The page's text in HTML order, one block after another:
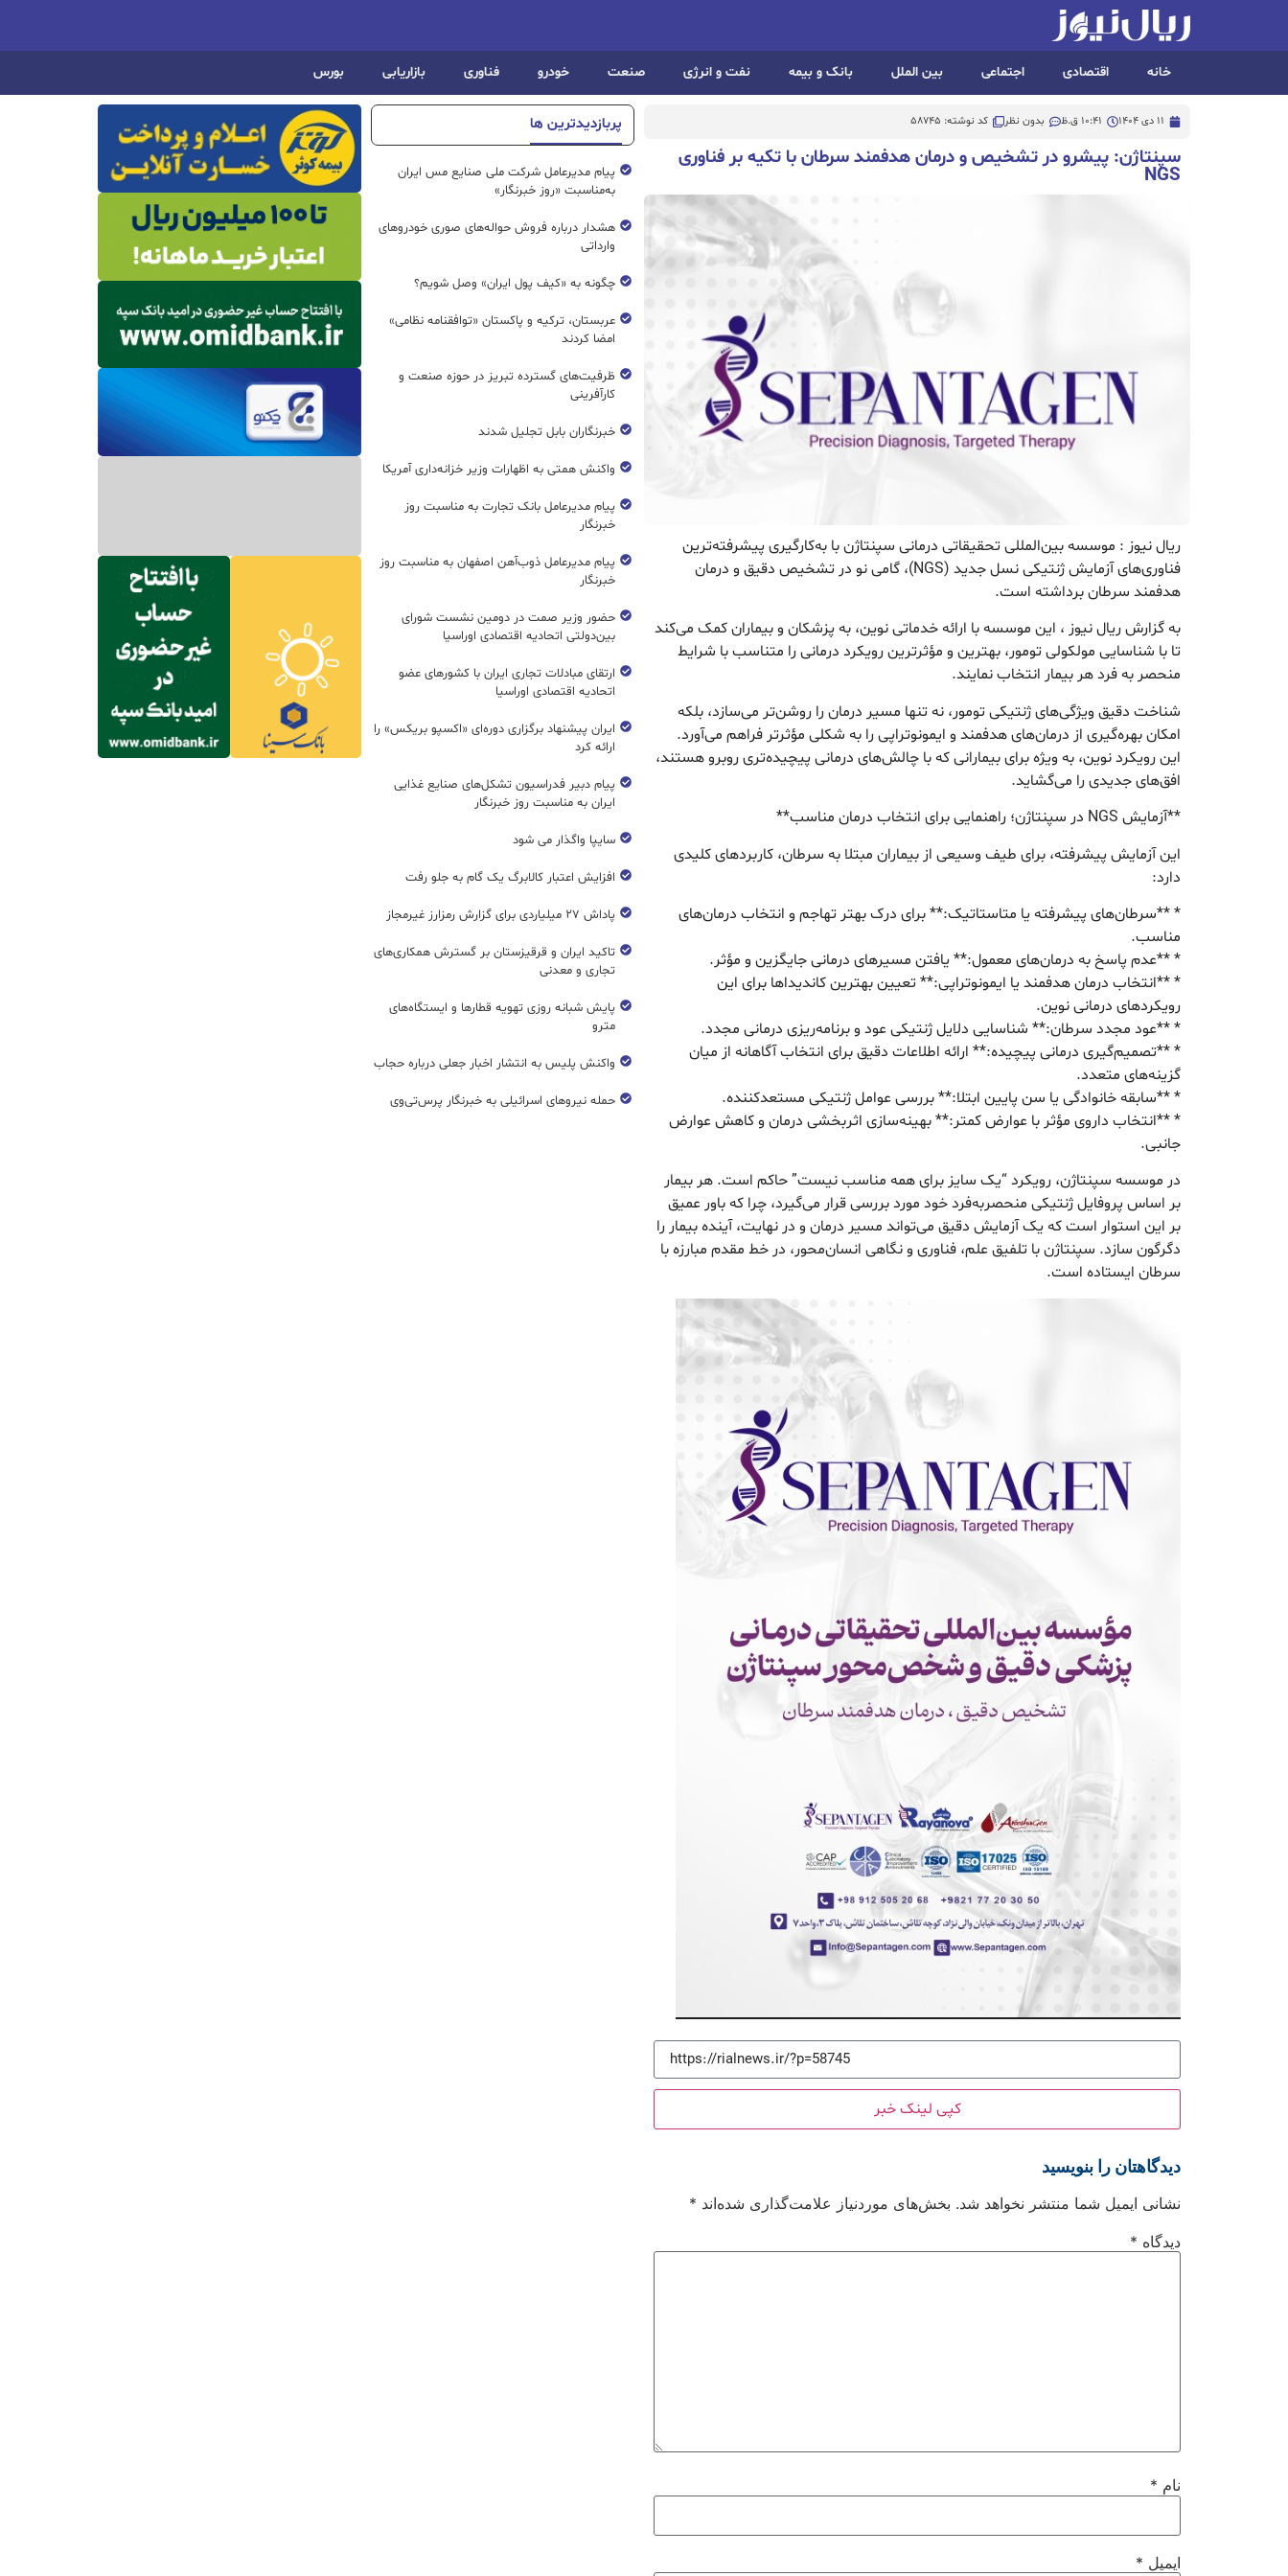
خانه اقتصادی اجتماعی بین الملل بانک و بیمه نفت و انرژی صنعت خودرو فناوری بازاریابی بورس
11 دی 1404 10:41 ق.ظ بدون نظر کد نوشته: 58745
سپنتاژن: پیشرو در تشخیص و درمان هدفمند سرطان با تکیه بر فناوری
NGS
ریال نیوز : موسسه بین‌المللی تحقیقاتی درمانی سپنتاژن با به‌کارگیری پیشرفته‌ترین
فناوری‌های آزمایش ژنتیکی نسل جدید (NGS)، گامی نو در تشخیص دقیق و درمان
هدفمند سرطان برداشته است.
به گزارش ریال نیوز ، این موسسه با ارائه خدماتی نوین، به پزشکان و بیماران کمک می‌کند
تا با شناسایی مولکولی تومور، بهترین و مؤثرترین رویکرد درمانی را متناسب با شرایط
منحصر به فرد هر بیمار انتخاب نمایند.
شناخت دقیق ویژگی‌های ژنتیکی تومور، نه تنها مسیر درمان را روشن‌تر می‌سازد، بلکه
امکان بهره‌گیری از درمان‌های هدفمند و ایمونوتراپی را به شکلی مؤثرتر فراهم می‌آورد.
این رویکرد نوین، به ویژه برای بیمارانی که با چالش‌های درمانی پیچیده‌تری روبرو هستند،
افق‌های جدیدی را می‌گشاید.
**آزمایش NGS در سپنتاژن؛ راهنمایی برای انتخاب درمان مناسب**
این آزمایش پیشرفته، برای طیف وسیعی از بیماران مبتلا به سرطان، کاربردهای کلیدی
دارد:
* **سرطان‌های پیشرفته یا متاستاتیک:** برای درک بهتر تهاجم و انتخاب درمان‌های
مناسب.
* **عدم پاسخ به درمان‌های معمول:** یافتن مسیرهای درمانی جایگزین و مؤثر.
* **انتخاب درمان هدفمند یا ایمونوتراپی:** تعیین بهترین کاندیداها برای این
رویکردهای درمانی نوین.
* **عود مجدد سرطان:** شناسایی دلایل ژنتیکی عود و برنامه‌ریزی درمانی مجدد.
* **تصمیم‌گیری درمانی پیچیده:** ارائه اطلاعات دقیق برای انتخاب آگاهانه از میان
گزینه‌های متعدد.
* **سابقه خانوادگی یا سن پایین ابتلا:** بررسی عوامل ژنتیکی مستعدکننده.
* **انتخاب داروی مؤثر با عوارض کمتر:** بهینه‌سازی اثربخشی درمان و کاهش عوارض
جانبی.
در موسسه سپنتاژن، رویکرد “یک سایز برای همه مناسب نیست” حاکم است. هر بیمار
بر اساس پروفایل ژنتیکی منحصربه‌فرد خود مورد بررسی قرار می‌گیرد، چرا که باور عمیق
بر این استوار است که یک آزمایش دقیق می‌تواند مسیر درمان و در نهایت، آینده بیمار را
دگرگون سازد. سپنتاژن با تلفیق علم، فناوری و نگاهی انسان‌محور، در خط مقدم مبارزه با
سرطان ایستاده است.
کپی لینک خبر
دیدگاهتان را بنویسید
نشانی ایمیل شما منتشر نخواهد شد. بخش‌های موردنیاز علامت‌گذاری شده‌اند *
دیدگاه *
نام *
ایمیل *
پربازدیدترین ها
پیام مدیرعامل شرکت ملی صنایع مس ایران
به‌مناسبت «روز خبرنگار»
هشدار درباره فروش حواله‌های صوری خودروهای
وارداتی
چگونه به «کیف پول ایران» وصل شویم؟
عربستان، ترکیه و پاکستان «توافقنامه نظامی»
امضا کردند
ظرفیت‌های گسترده‌ تبریز در حوزه صنعت و
کارآفرینی
خبرنگاران بابل تجلیل شدند
واکنش همتی به اظهارات وزیر خزانه‌داری آمریکا
پیام مدیرعامل بانک تجارت به مناسبت روز
خبرنگار
پیام مدیرعامل ذوب‌آهن اصفهان به مناسبت روز
خبرنگار
حضور وزیر صمت در دومین نشست شورای
بین‌دولتی اتحادیه اقتصادی اوراسیا
ارتقای مبادلات تجاری ایران با کشورهای عضو
اتحادیه اقتصادی اوراسیا
ایران پیشنهاد برگزاری دوره‌ای «اکسپو بریکس» را
ارائه کرد
پیام دبیر فدراسیون تشکل‌های صنایع غذایی
ایران به مناسبت روز خبرنگار
سایپا واگذار می شود
افزایش اعتبار کالابرگ یک گام به جلو رفت
پاداش ۲۷ میلیاردی برای گزارش رمزارز غیرمجاز
تاکید ایران و قرقیزستان بر گسترش همکاری‌های
تجاری و معدنی
پایش شبانه روزی تهویه قطار‌ها و ایستگاه‌های
مترو
واکنش پلیس به انتشار اخبار جعلی درباره حجاب
حمله نیروهای اسرائیلی به خبرنگار پرس‌تی‌وی